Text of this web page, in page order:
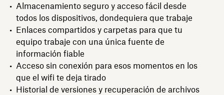
Almacenamiento seguro y acceso fácil desde
todos los dispositivos, dondequiera que trabaje
Enlaces compartidos y carpetas para que tu
equipo trabaje con una única fuente de
información fiable
Acceso sin conexión para esos momentos en los
que el wifi te deja tirado
Historial de versiones y recuperación de archivos